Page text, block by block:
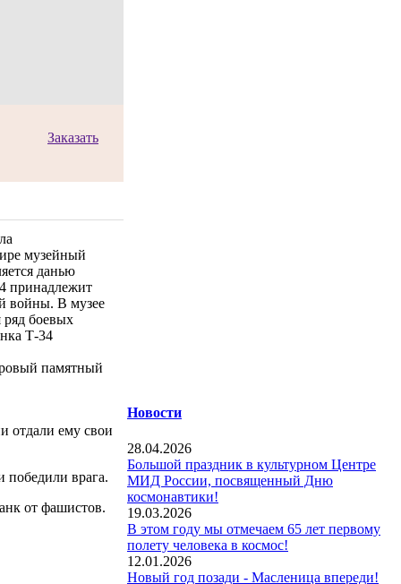
Заказать
музейный
данью
принадлежит
войны. В музее
ряд боевых
Т-34
памятный
отдали ему свои
победили врага.
от фашистов.
Новости
28.04.2026
Большой праздник в культурном Центре
МИД России, посвященный Дню
космонавтики!
19.03.2026
В этом году мы отмечаем 65 лет первому
полету человека в космос!
12.01.2026
Новый год позади - Масленица впереди!